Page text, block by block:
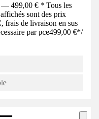
499,00 € * Tous les
sont des prix
frais de livraison en sus
par pce499,00 €*/